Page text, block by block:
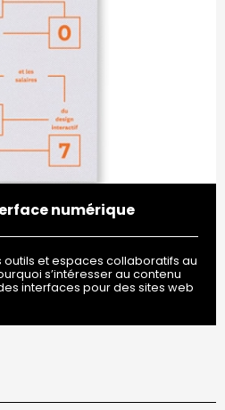
numérique
et espaces collaboratifs au
s’intéresser au contenu
interfaces pour des sites web